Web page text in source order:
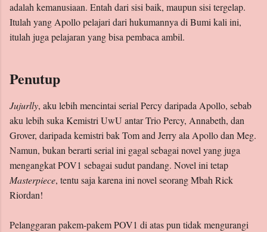
adalah kemanusiaan. Entah dari sisi baik, maupun sisi tergelap.
Itulah yang Apollo pelajari dari hukumannya di Bumi kali ini,
itulah juga pelajaran yang bisa pembaca ambil.
Penutup
Jujurlly, aku lebih mencintai serial Percy daripada Apollo, sebab
aku lebih suka Kemistri UwU antar Trio Percy, Annabeth, dan
Grover, daripada kemistri bak Tom and Jerry ala Apollo dan Meg.
Namun, bukan berarti serial ini gagal sebagai novel yang juga
mengangkat POV1 sebagai sudut pandang. Novel ini tetap
Masterpiece, tentu saja karena ini novel seorang Mbah Rick
Riordan!
Pelanggaran pakem-pakem POV1 di atas pun tidak mengurangi